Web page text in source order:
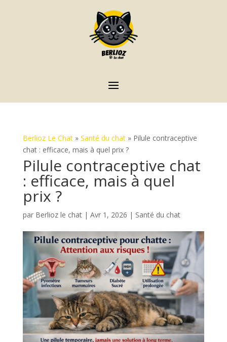
Berlioz Le Chat» Santé du chat» Pilule contraceptive
chat : efficace, mais à quel prix ?
Pilule contraceptive chat
: efficace, mais à quel
prix ?
par Berlioz le chat| Avr 1, 2026 | Santé du chat